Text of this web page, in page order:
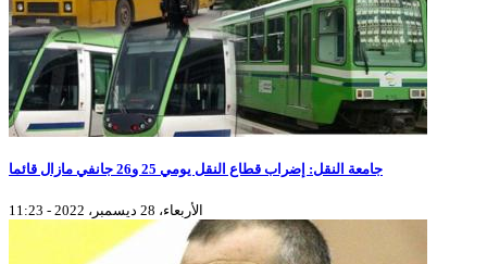
جامعة النقل: إضراب قطاع النقل يومي 25 و26 جانفي مازال قائما
الأربعاء، 28 ديسمبر، 2022 - 11:23